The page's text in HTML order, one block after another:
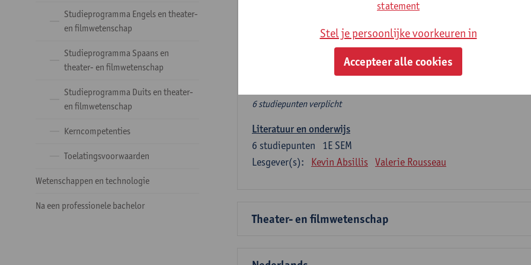
Studieprogramma Engels en theater-
en filmwetenschap
Studieprogramma Spaans en
theater- en filmwetenschap
Studieprogramma Duits en theater-
en filmwetenschap
Kerncompetenties
Toelatingsvoorwaarden
Wetenschappen en technologie
Na een professionele bachelor
Verplicht algemeen opleidingsonderdeel
Deze 6 verplichte studiepunten tellen mee in de
6 studiepunten verplicht
Literatuur en onderwijs
1E SEM
6 studiepunten
Lesgever(s):
Kevin Absillis Valerie Rousseau
Theater- en filmwetenschap
statement
Stel je persoonlijke voorkeuren in
Accepteer alle cookies